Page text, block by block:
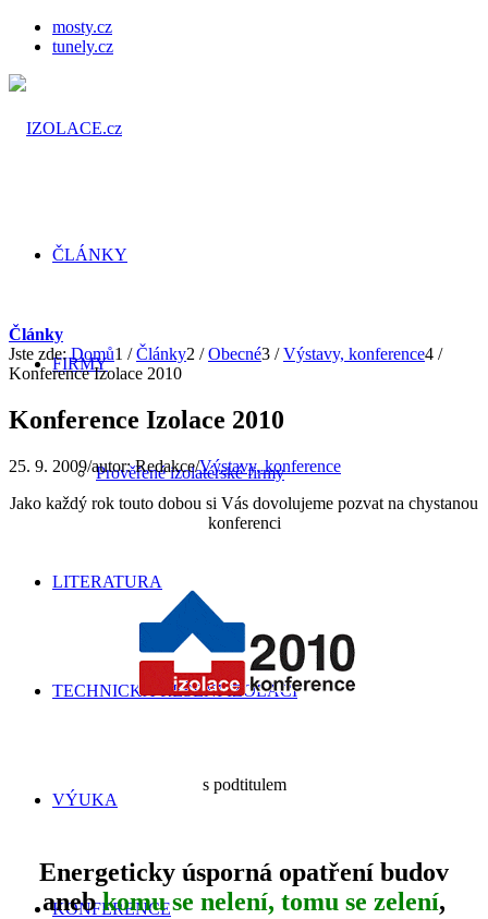
mosty.cz
tunely.cz
ČLÁNKY
FIRMY
Prověřené izolatérské firmy
LITERATURA
TECHNICKÁ ŘEŠENÍ IZOLACÍ
VÝUKA
KONFERENCE
Články
Jste zde: Domů1 / Články2 / Obecné3 / Výstavy, konference4 /
Konference Izolace 2010
Konference Izolace 2010
25. 9. 2009/autor:Redakce/Výstavy, konference
Jako každý rok touto dobou si Vás dovolujeme pozvat na chystanou
konferenci
s podtitulem
Energeticky úsporná opatření budov
anebkomu se nelení, tomu se zelení,